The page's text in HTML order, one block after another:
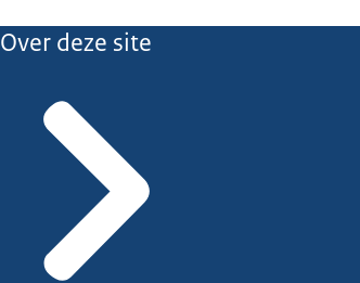
Over deze site